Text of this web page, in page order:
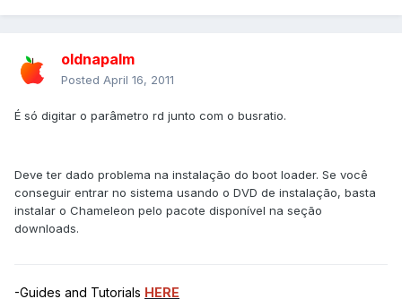
oldnapalm
Posted April 16, 2011
É só digitar o parâmetro rd junto com o busratio.
Deve ter dado problema na instalação do boot loader. Se você
conseguir entrar no sistema usando o DVD de instalação, basta
instalar o Chameleon pelo pacote disponível na seção
downloads.
-Guides and Tutorials HERE